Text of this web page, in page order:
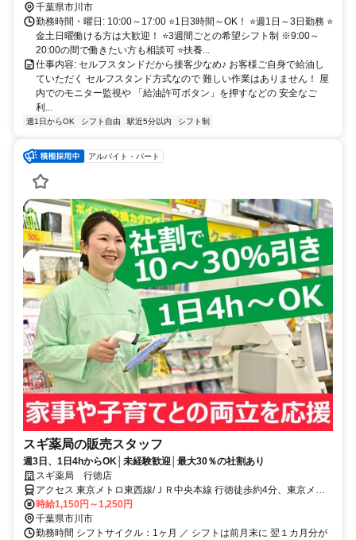
千葉県市川市
勤務時間・曜日: 10:00～17:00 ⭐1日3時間～OK！ ⭐週1日～3日勤務 ⭐
金土日曜働ける方は大歓迎！ ⭐3週間ごとの希望シフト制 ※9:00～
20:00の間で働きたい方も相談可 ⭐扶養...
仕事内容: セルフスタンドだから接客少なめ♪ お客様ご自身で給油し
ていただく セルフスタンド方式なので 難しい作業はありません！ 屋
内でのモニター監視や 「給油許可ボタン」を押すなどの 安全なご
利...
週1日からOK シフト自由 駅近5分以内 シフト制
アルバイト・パート
スギ薬局の販売スタッフ
週3日、1日4hからOK│未経験歓迎│最大30％の社割あり
スギ薬局 行徳店
アクセス 東京メトロ東西線/ＪＲ中央本線 行徳徒歩約4分、東京メト
ロ東西線/ＪＲ中央本線 妙典北口徒歩約15分、東京メトロ東西線/ＪＲ
中央本線 南行徳北口徒歩約24分
時給1,150円～1,250円
千葉県市川市
勤務時間 シフトサイクル：1ヶ月 ／ シフトは前月末に 翌１カ月分が